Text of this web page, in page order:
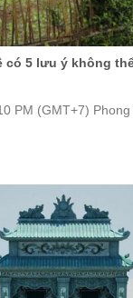
có 5 lưu ý không
PM (GMT+7)